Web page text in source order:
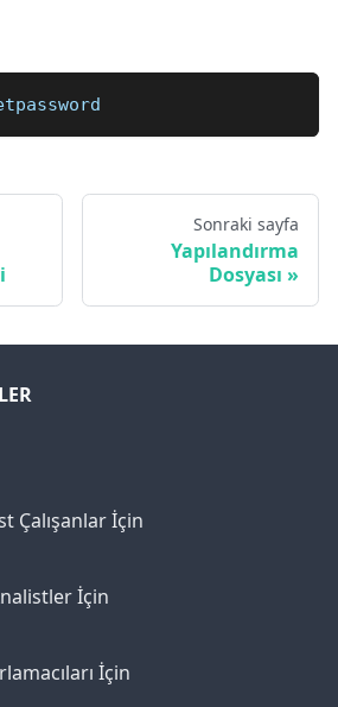
Sonraki sayfa
Yapılandırma
Dosyası
Çalışanlar İçin
İçin
İçin